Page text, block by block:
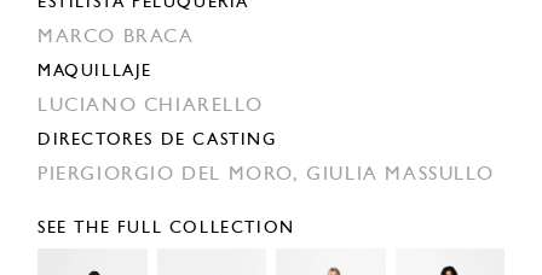
MARCO BRACA
MAQUILLAJE
LUCIANO CHIARELLO
DIRECTORES DE CASTING
PIERGIORGIO DEL MORO, GIULIA MASSULLO
SEE THE FULL COLLECTION